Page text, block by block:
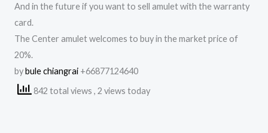
And in the future if you want to sell amulet with the warranty
card.
The Center amulet welcomes to buy in the market price of
20%.
by bule chiangrai +66877124640
842 total views , 2 views today